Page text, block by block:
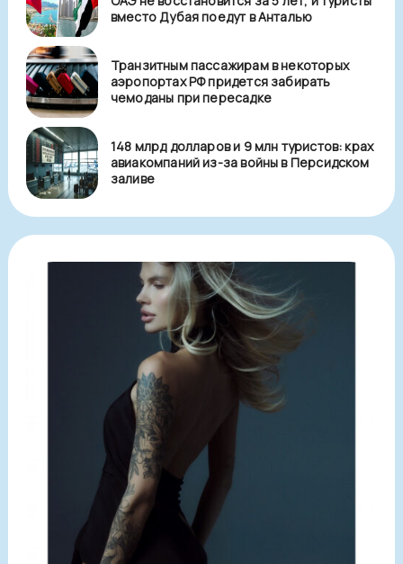
вместо Дубая поедут в Анталью
Транзитным пассажирам в некоторых
аэропортах РФ придется забирать
чемоданы при пересадке
148 млрд долларов и 9 млн туристов: крах
авиакомпаний из-за войны в Персидском
заливе